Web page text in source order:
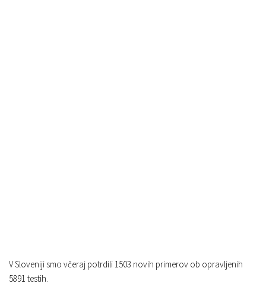
V Sloveniji smo včeraj potrdili 1503 novih primerov ob opravljenih
5891 testih.